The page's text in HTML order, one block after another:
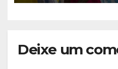
Deixe um